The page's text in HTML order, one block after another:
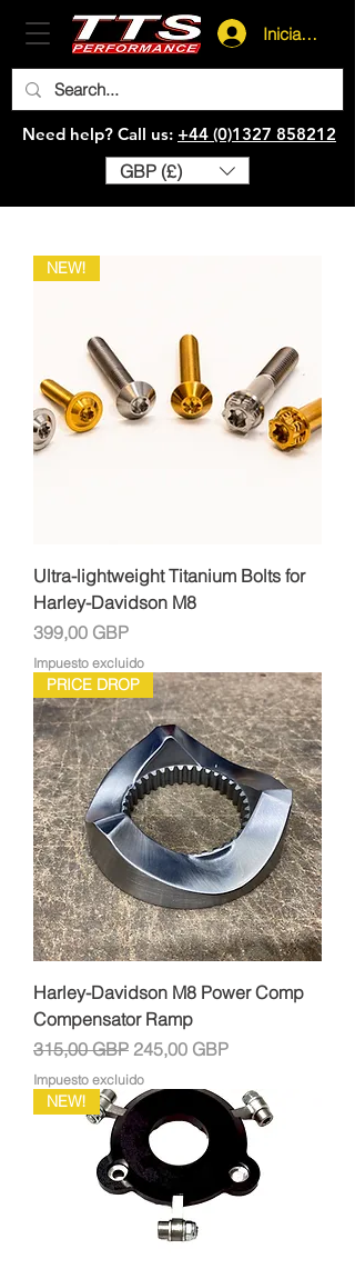
Iniciar sesión
GBP (£)
Need help? Call us: +44 (0)1327 858212
NEW!
Ultra-lightweight Titanium Bolts for
Harley-Davidson M8
Precio
399,00 GBP
Impuesto excluido
PRICE DROP
Harley-Davidson M8 Power Comp
Compensator Ramp
Precio
315,00 GBP Precio de oferta
245,00 GBP
Impuesto excluido
NEW!